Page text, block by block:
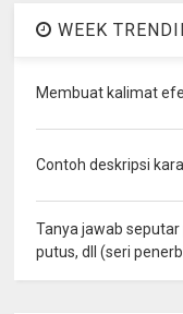
WEEK
Membuat kalimat
Contoh deskripsi
Tanya jawab
putus, dll (seri